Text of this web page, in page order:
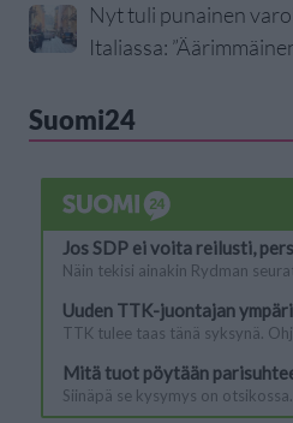
Nyt tuli punainen
Italiassa:
Suomi24